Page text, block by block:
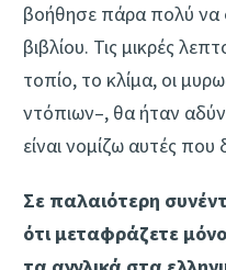
βοήθησε πάρα πολύ να
βιβλίου. Τις μικρές
τοπίο, το κλίμα, οι
ντόπιων–, θα ήταν
είναι νομίζω αυτές
Σε παλαιότερη
ότι μεταφράζετε